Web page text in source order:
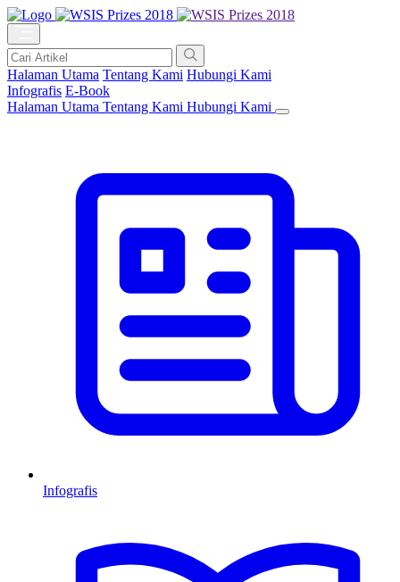
Halaman Utama Tentang Kami Hubungi Kami
Infografis E-Book
Halaman Utama Tentang Kami Hubungi Kami
Infografis